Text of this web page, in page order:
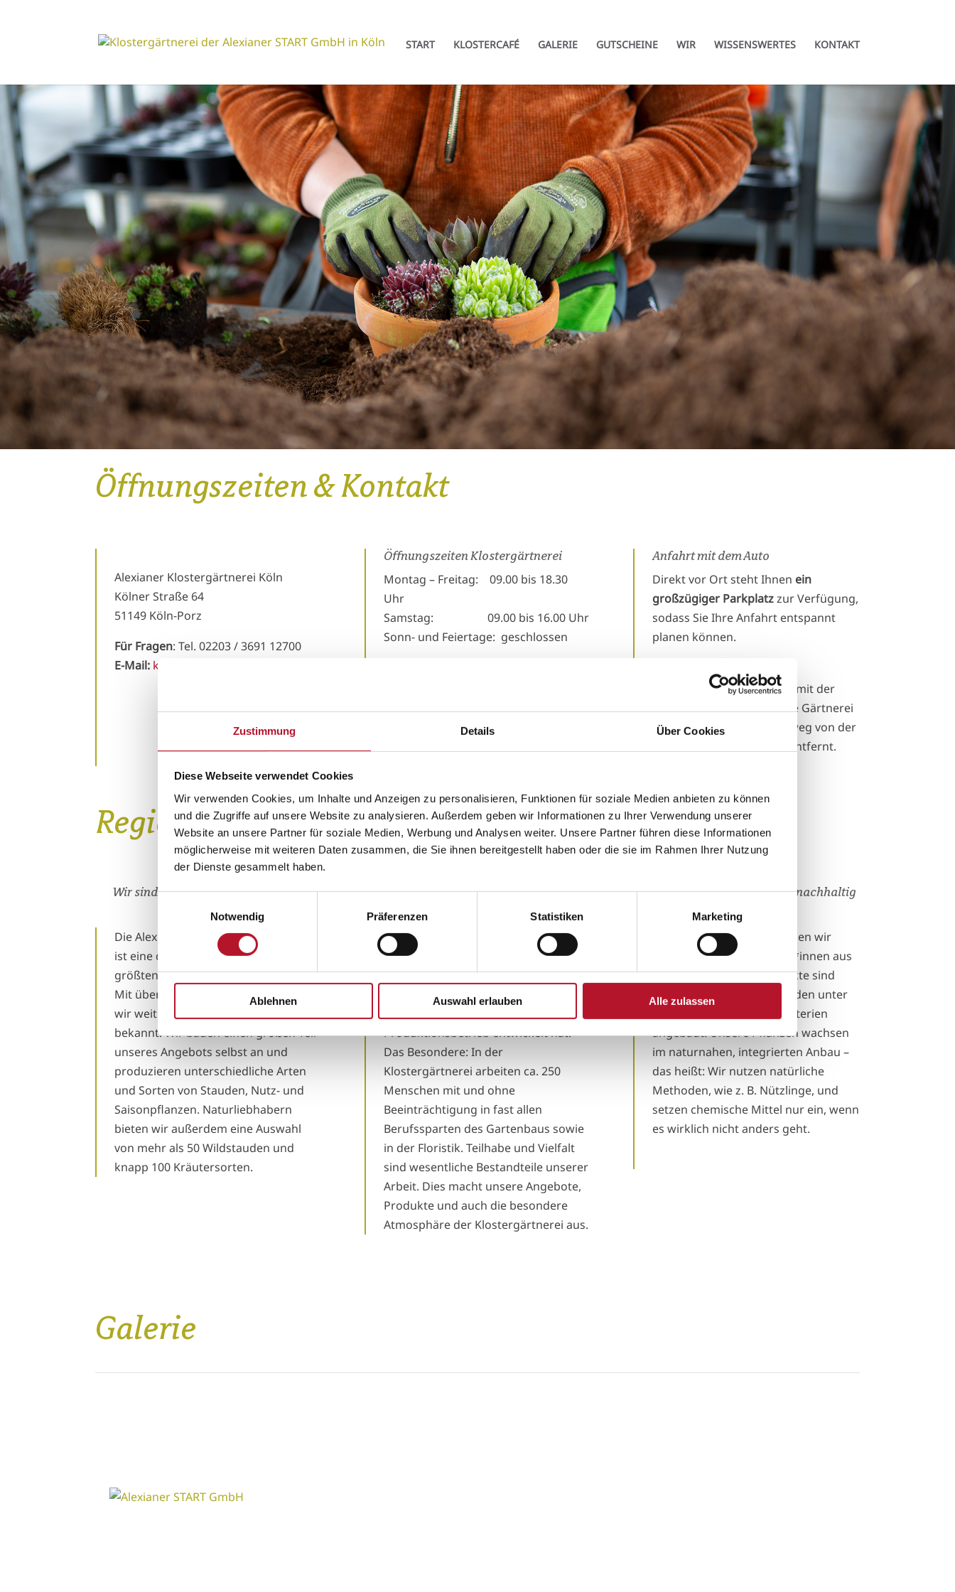
Zustimmung Details Über Cookies
Diese Webseite verwendet Cookies
Wir verwenden Cookies, um Inhalte und Anzeigen zu personalisieren, Funktionen für soziale Medien anbieten zu können
und die Zugriffe auf unsere Website zu analysieren. Außerdem geben wir Informationen zu Ihrer Verwendung unserer
Website an unsere Partner für soziale Medien, Werbung und Analysen weiter. Unsere Partner führen diese Informationen
möglicherweise mit weiteren Daten zusammen, die Sie ihnen bereitgestellt haben oder die sie im Rahmen Ihrer Nutzung
der Dienste gesammelt haben.
Einwilligungsauswahl
Notwendig
Präferenzen Statistiken Marketing
Ablehnen Auswahl erlauben Alle zulassen
START KLOSTERCAFÉ GALERIE GUTSCHEINE WIR WISSENSWERTES KONTAKT
Öffnungszeiten & Kontakt
Alexianer Klostergärtnerei Köln
Kölner Straße 64
51149 Köln-Porz
Für Fragen: Tel. 02203 / 3691 12700
E-Mail: klostergaertnerei@alexianer.de
Öffnungszeiten Klostergärtnerei
Montag – Freitag: 09.00 bis 18.30
Uhr
Samstag: 09.00 bis 16.00 Uhr
Sonn- und Feiertage: geschlossen
Samstag: 10.00 bis 15.45 Uhr
Sonn- und Feiertage:geschlossen
Anfahrt mit dem Auto
Direkt vor Ort steht Ihnen ein
großzügiger Parkplatzzur Verfügung,
sodass Sie Ihre Anfahrt entspannt
planen können.
Sie erreichen uns bequem mit der
Straßenbahnlinie 7. Unsere Gärtnerei
ist etwa drei Minuten Fußweg von der
entfernt.
Regional, nachhaltig und mit sozialem Mehrwert
Wir sind die etwas andere Gärtnerei
Die Alexianer Klostergärtnerei in Köln
ist eine der außergewöhnlichsten und
größten Gärtnereien in der Region.
Mit über 200.000 Kunden jährlich sind
wir weit über die Grenzen der Stadt
bekannt. Wir bauen einen großen Teil
unseres Angebots selbst an und
produzieren unterschiedliche Arten
und Sorten von Stauden, Nutz- und
Saisonpflanzen. Naturliebhabern
bieten wir außerdem eine Auswahl
von mehr als 50 Wildstauden und
knapp 100 Kräutersorten.
Wir fördern Artenvielfalt und Teilhabe
Aus der landwirtschaftlichen Arbeit im
Alexianerkloster entstand im Jahr
1994 dieAlexianer Klostergärtnerei,
die sich heute zu einer großen
Gärtnerei mit eigenem Café und
Produktionsbetrieb entwickelt hat.
Das Besondere: In der
Klostergärtnerei arbeiten ca. 250
Menschen mit und ohne
Beeinträchtigung in fast allen
Berufssparten des Gartenbaus sowie
in der Floristik. Teilhabe und Vielfalt
sind wesentliche Bestandteile unserer
Arbeit. Dies macht unsere Angebote,
Produkte und auch die besondere
Atmosphäre der Klostergärtnerei aus.
Wir gärtnern regional und nachhaltig
Unsere Erzeugnisse beziehen wir
vorzugsweise von Partner*innen aus
der Region. Unsere Produkte sind
regional, saisonal und werden unter
strengen Umweltschutzkriterien
angebaut. Unsere Pflanzen wachsen
im naturnahen, integrierten Anbau –
das heißt: Wir nutzen natürliche
Methoden, wie z. B. Nützlinge, und
setzen chemische Mittel nur ein, wenn
es wirklich nicht anders geht.
Galerie